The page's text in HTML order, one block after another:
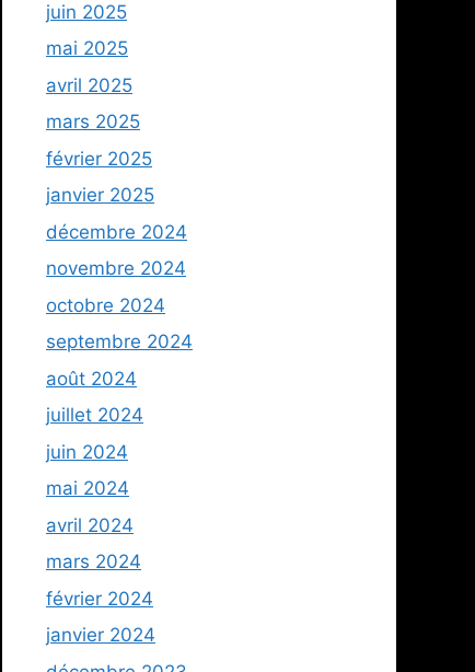
juin 2025
mai 2025
avril 2025
mars 2025
février 2025
janvier 2025
décembre 2024
novembre 2024
octobre 2024
septembre 2024
août 2024
juillet 2024
juin 2024
mai 2024
avril 2024
mars 2024
février 2024
janvier 2024